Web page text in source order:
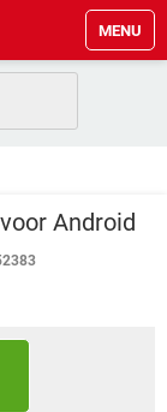
MENU
Android